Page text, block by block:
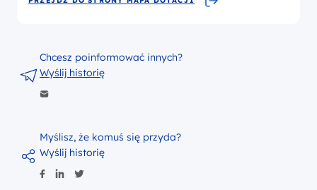
Myślisz, że komuś się przyda?
Wyślij historię
Chcesz poinformować innych?
Wyślij historię